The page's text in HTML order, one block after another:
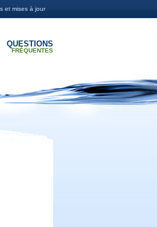
et mises à jour
QUESTIONS
FRÉQUENTES